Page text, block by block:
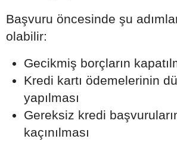
Başvuru öncesinde şu
olabilir:
Gecikmiş borçların
Kredi kartı ödemelerinin
yapılması
Gereksiz kredi
kaçınılması